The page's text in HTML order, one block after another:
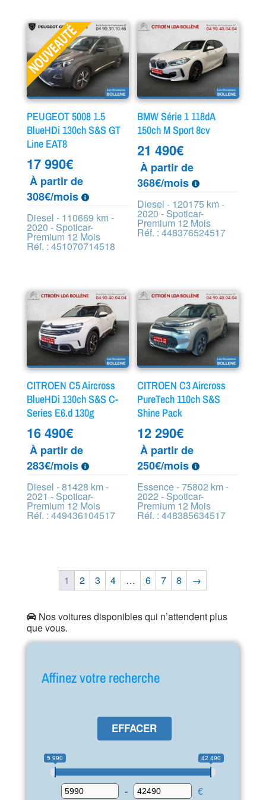
PEUGEOT 5008 1.5
BlueHDi 130ch S&S GT
Line EAT8
17 990€
À partir de
308€/mois
Diesel - 110669 km -
2020 - Spoticar-
Premium 12 Mois
Réf. : 451070714518
BMW Série 1 118dA
150ch M Sport 8cv
21 490€
À partir de
368€/mois
Diesel - 120175 km -
2020 - Spoticar-
Premium 12 Mois
Réf. : 448376524517
CITROEN C5 Aircross
BlueHDi 130ch S&S C-
Series E6.d 130g
16 490€
À partir de
283€/mois
Diesel - 81428 km -
2021 - Spoticar-
Premium 12 Mois
Réf. : 449436104517
CITROEN C3 Aircross
PureTech 110ch S&S
Shine Pack
12 290€
À partir de
250€/mois
Essence - 75802 km -
2022 - Spoticar-
Premium 12 Mois
Réf. : 448385634517
1 2 3 4 … 6 7 8 →
Nos voitures disponibles qui n’attendent plus
que vous.
Affinez votre recherche
EFFACER
5 990 42 490
-
€